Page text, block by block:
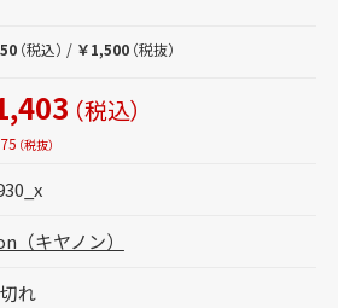
（税込） / ￥1,500 （税抜）
（税込）
（税抜）
（キヤノン）
れ